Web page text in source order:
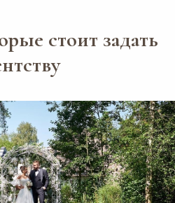
стоит задать